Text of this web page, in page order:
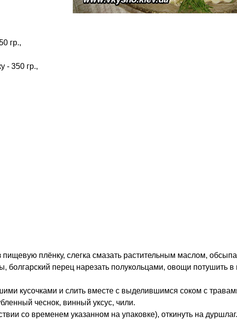
гр.,
- 350 гр.,
пищевую плёнку, слегка смазать растительным маслом,
болгарский перец нарезать полукольцами, овощи потушить
кусочками и слить вместе с выделившимся соком с
чеснок, винный уксус, чили.
со временем указанном на упаковке), откинуть на